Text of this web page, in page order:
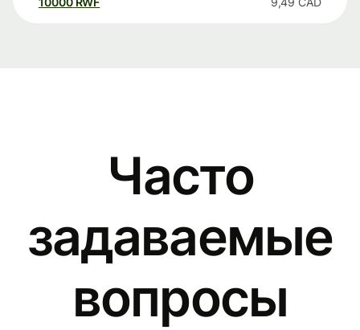
Часто
задаваемые
вопросы